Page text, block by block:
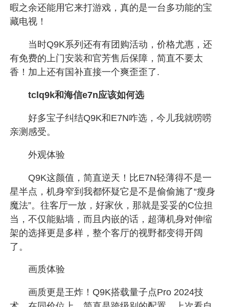
暇之余还能用它来打游戏，真的是一台多功能的宝
藏电视！
当时Q9K系列还有有团购活动，价格尤惠，还
有免费的上门安装和官芳售后保障，简直不要太
香！加上还有国补直接一个爽歪歪了.
tclq9k和海信e7n应该如何选
好多宝子纠结Q9K和E7N咋选，今儿我就唠唠
亲测感受。
外观体验
Q9K这颜值，简直逆天！比E7N轻薄得不是一
星半点，机身窄到我都怀疑它是不是偷偷施了“瘦身
魔法”。往客厅一放，好家伙，那就是妥妥的C位担
当，不仅能贴墙，而且内嵌的话，超薄机身对伸缩
架的选择更是多样，整个客厅的视野都变得开阔
了。
画质体验
画质更是王炸！Q9K搭载量子点Pro 2024技